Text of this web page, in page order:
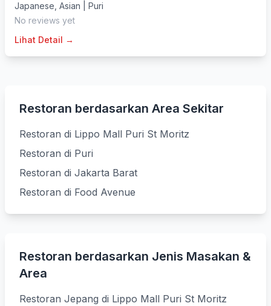
Japanese Asian
Puri
No reviews yet
Lihat Detail →
Restoran berdasarkan Area Sekitar
Restoran di Lippo Mall Puri St Moritz
Restoran di Puri
Restoran di Jakarta Barat
Restoran di Food Avenue
Restoran berdasarkan Jenis Masakan &
Area
Restoran Jepang di Lippo Mall Puri St Moritz